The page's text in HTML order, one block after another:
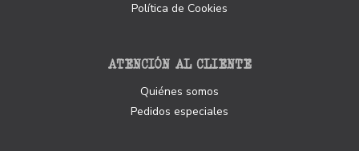
Política de Cookies
ATENCIÓN AL CLIENTE
Quiénes somos
Pedidos especiales